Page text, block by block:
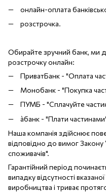
онлайн-оплата
розстрочка.
Обирайте зручний банк,
розстрочку онлайн:
ПриватБанк - "Оплата
Монобанк - "Покупка
ПУМБ - "Сплачуйте
àбанк - "Плати
Наша компанія здійснює
відповідно до вимог Закону
споживачів".
Гарантійний період
випадку відсутності
виробництва і триває